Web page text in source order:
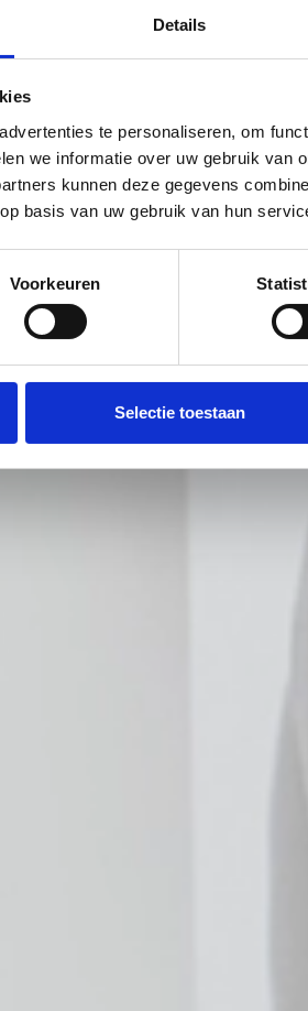
Details
te personaliseren, om
we informatie over uw gebruik van
kunnen deze gegevens
basis van uw gebruik van hun
Voorkeuren
Selectie toestaan